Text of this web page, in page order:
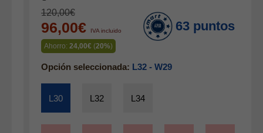
Gabardina verano hombre
Pana mujer
Ropa interior
120,00€
96,00€ IVA incluido
Ahorro: 24,00€ (20%)
63 puntos
Opción seleccionada: L32 - W29
L30 L32 L34